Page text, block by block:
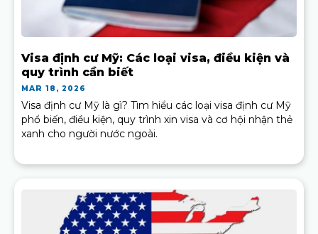
Visa định cư Mỹ: Các loại visa, điều kiện và
quy trình cần biết
MAR 18, 2026
Visa định cư Mỹ là gì? Tìm hiểu các loại visa định cư Mỹ
phổ biến, điều kiện, quy trình xin visa và cơ hội nhận thẻ
xanh cho người nước ngoài.